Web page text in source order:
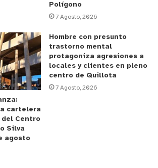
de inclusión laboral y ha
que más de 3.000 personas con
a empleos con contrato
es Pablo Rosales, persona
autista que actualmente
administrativo contable y
de programación. “Lo que más
oportunidad laboral que me brindó
desarrollarme como persona,
autonomía y mis competencias
Polígono
7 Agosto, 2026
cartelera
del Centro
Silva
agosto
Hombre con presunto
trastorno mental
protagoniza agresiones a
locales y clientes en pleno
centro de Quillota
7 Agosto, 2026